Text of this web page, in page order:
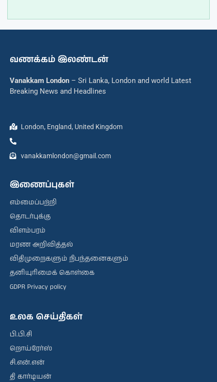
வணக்கம் இலண்டன்
Vanakkam London – Sri Lanka, London and world Latest
Breaking News and Headlines
London, England, United Kingdom
vanakkamlondon@gmail.com
இணைப்புகள்
எம்மைப்பற்றி
தொடர்புக்கு
விளம்பரம்
மரண அறிவித்தல்
விதிமுறைகளும் நிபந்தனைகளும்
தனியுரிமைக் கொள்கை
GDPR Privacy policy
உலக செய்திகள்
பி.பி.சி
றொய்ரேர்ஸ்
சி.என்.என்
தி கார்டியன்